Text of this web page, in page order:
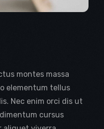
montes massa
elementum tellus
Nec enim orci dis ut
cursus